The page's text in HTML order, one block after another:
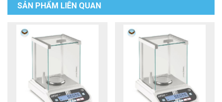
SẢN PHẨM LIÊN QUAN